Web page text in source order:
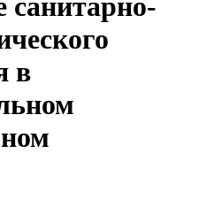
санитарно-
в